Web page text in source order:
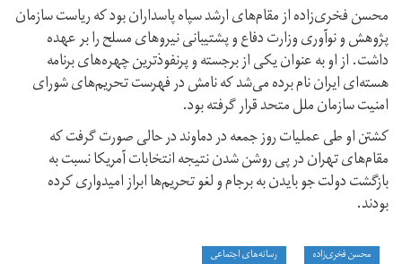
محسن فخری‌زاده از مقام‌های ارشد سپاه پاسداران بود که ریاست سازمان
پژوهش و نوآوری وزارت دفاع و پشتیبانی نیروهای مسلح را بر عهده
داشت. از او به عنوان یکی از برجسته و پرنفوذترین چهره‌های برنامه
هسته‌ای ایران نام برده می‌شد که نامش در فهرست تحریم‌های شورای
امنیت سازمان ملل متحد قرار گرفته بود.
کشتن او طی عملیات روز جمعه در دماوند در حالی صورت گرفت که
مقام‌های تهران در پی روشن شدن نتیجه انتخابات آمریکا نسبت به
بازگشت دولت جو بایدن به برجام و لغو تحریم‌ها ابراز امیدواری کرده
بودند.
محسن فخری‌زاده رسانه‌های اجتماعی